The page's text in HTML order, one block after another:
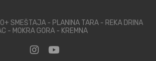
SMEŠTAJA - PLANINA TARA - REKA DRINA
- MOKRA GORA - KREMNA